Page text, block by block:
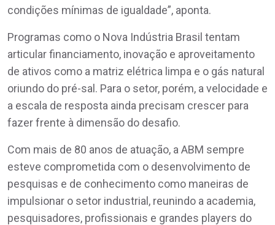
condições mínimas de igualdade”, aponta.
Programas como o Nova Indústria Brasil tentam
articular financiamento, inovação e aproveitamento
de ativos como a matriz elétrica limpa e o gás natural
oriundo do pré-sal. Para o setor, porém, a velocidade e
a escala de resposta ainda precisam crescer para
fazer frente à dimensão do desafio.
Com mais de 80 anos de atuação, a ABM sempre
esteve comprometida com o desenvolvimento de
pesquisas e de conhecimento como maneiras de
impulsionar o setor industrial, reunindo a academia,
pesquisadores, profissionais e grandes players do